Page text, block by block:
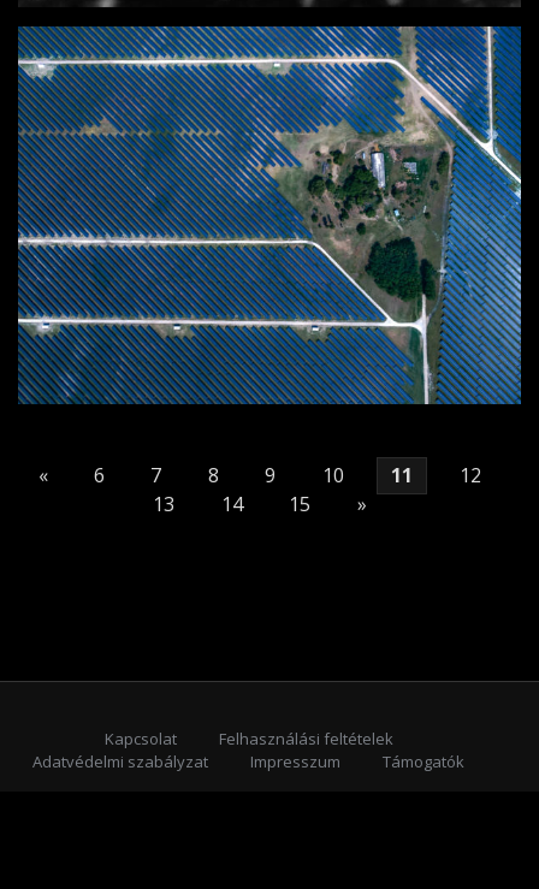
« 6 7 8 9 10 11
12
13
14 15 »
Kapcsolat
Felhasználási feltételek
Adatvédelmi szabályzat
Impresszum
Támogatók